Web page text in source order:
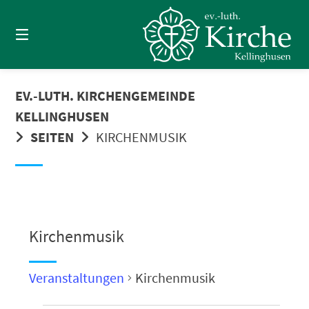
Inhalt
EV.-LUTH. KIRCHENGEMEINDE
KELLINGHUSEN
SEITEN
KIRCHENMUSIK
Kirchenmusik
Veranstaltungen Kirchenmusik